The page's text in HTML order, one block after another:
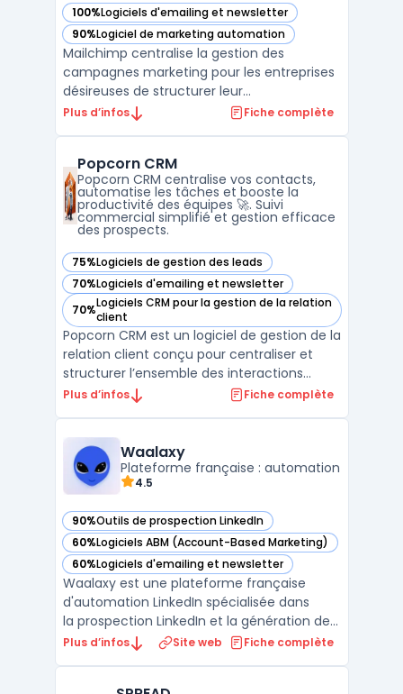
100%Logiciels d'emailing et newsletter
— voir Mailchimp dans cette catégorie
90%Logiciel de marketing automation
— voir Mailchimp dans cette catégorie
Mailchimp centralise la gestion des
campagnes marketing pour les entreprises
désireuses de structurer leur
communication et d’automatiser leurs
grande échelle, Mailchimp cible les sociétés
recherchant un outil pour gé ...
Plus d’infos Fiche complète
Popcorn CRM
Popcorn CRM centralise vos contacts,
automatise les tâches et booste la
productivité des équipes 🚀. Suivi
commercial simplifié et gestion efficace
des prospects.
75%Logiciels de gestion des leads
— voir Popcorn CRM dans cette catégorie
70%Logiciels d'emailing et newsletter
— voir Popcorn CRM dans cette catégorie
70%Logiciels CRM pour la gestion de la relation
client
— voir Popcorn CRM dans cette catégorie
Popcorn CRM est un logiciel de gestion de la
relation client conçu pour centraliser et
structurer l’ensemble des interactions
commerciales des entreprises. Ce logiciel
leurs besoins quotidiens de suivi client, tout
en ...
Plus d’infos Fiche complète
Waalaxy
Plateforme française : automation
4.5
90%Outils de prospection LinkedIn
— voir Waalaxy dans cette catégorie
60%Logiciels ABM (Account-Based Marketing)
— voir Waalaxy dans cette catégorie
60%Logiciels d'emailing et newsletter
— voir Waalaxy dans cette catégorie
Waalaxy est une plateforme française
d'automation LinkedIn spécialisée dans
la prospection LinkedIn et la génération de
leads B2B. Elle centralise l'automatisation
Plus d’infos Site web Fiche complète